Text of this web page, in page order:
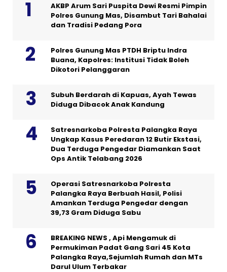
AKBP Arum Sari Puspita Dewi Resmi Pimpin
Polres Gunung Mas, Disambut Tari Bahalai
dan Tradisi Pedang Pora
Polres Gunung Mas PTDH Briptu Indra
Buana, Kapolres: Institusi Tidak Boleh
Dikotori Pelanggaran
Subuh Berdarah di Kapuas, Ayah Tewas
Diduga Dibacok Anak Kandung
Satresnarkoba Polresta Palangka Raya
Ungkap Kasus Peredaran 12 Butir Ekstasi,
Dua Terduga Pengedar Diamankan Saat
Ops Antik Telabang 2026
Operasi Satresnarkoba Polresta
Palangka Raya Berbuah Hasil, Polisi
Amankan Terduga Pengedar dengan
39,73 Gram Diduga Sabu
BREAKING NEWS , Api Mengamuk di
Permukiman Padat Gang Sari 45 Kota
Palangka Raya,Sejumlah Rumah dan MTs
Darul Ulum Terbakar